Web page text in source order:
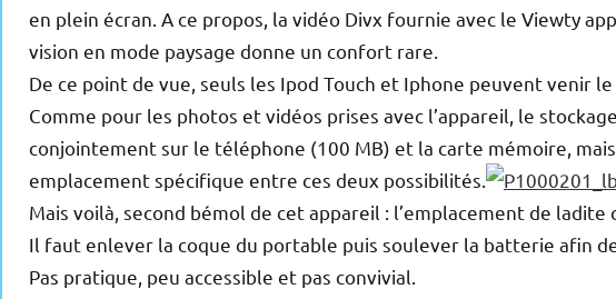
en plein écran. A ce propos, la vidéo Divx fournie avec le Viewty
vision en mode paysage donne un confort rare.
De ce point de vue, seuls les Ipod Touch et Iphone peuvent venir
Comme pour les photos et vidéos prises avec l’appareil, le
conjointement sur le téléphone (100 MB) et la carte mémoire,
emplacement spécifique entre ces deux possibilités.
Mais voilà, second bémol de cet appareil : l’emplacement de ladite
Il faut enlever la coque du portable puis soulever la batterie afin
Pas pratique, peu accessible et pas convivial.